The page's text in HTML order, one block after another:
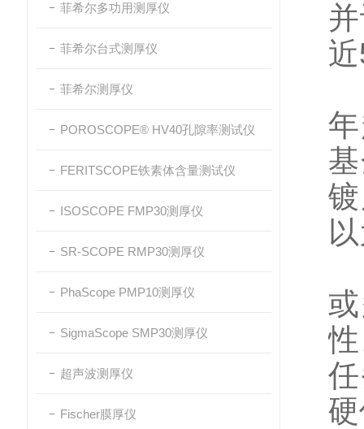
菲希尔多功用测厚仪
菲希尔台式测厚仪
菲希尔测厚仪
POROSCOPE® HV40孔隙率测试仪
FERITSCOPE铁素体含量测试仪
ISOSCOPE FMP30测厚仪
SR-SCOPE RMP30测厚仪
PhaScope PMP10测厚仪
SigmaScope SMP30测厚仪
超声波测厚仪
Fischer膜厚仪